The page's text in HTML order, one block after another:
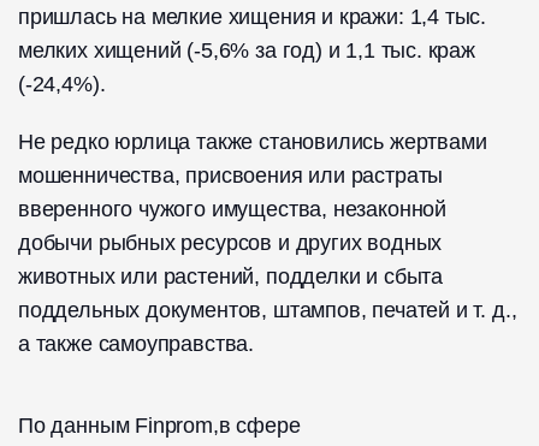
пришлась на мелкие хищения и кражи: 1,4 тыс.
мелких хищений (-5,6% за год) и 1,1 тыс. краж
(-24,4%).
Не редко юрлица также становились жертвами
мошенничества, присвоения или растраты
вверенного чужого имущества, незаконной
добычи рыбных ресурсов и других водных
животных или растений, подделки и сбыта
поддельных документов, штампов, печатей и т. д.,
а также самоуправства.
По данным Finprom,в сфере